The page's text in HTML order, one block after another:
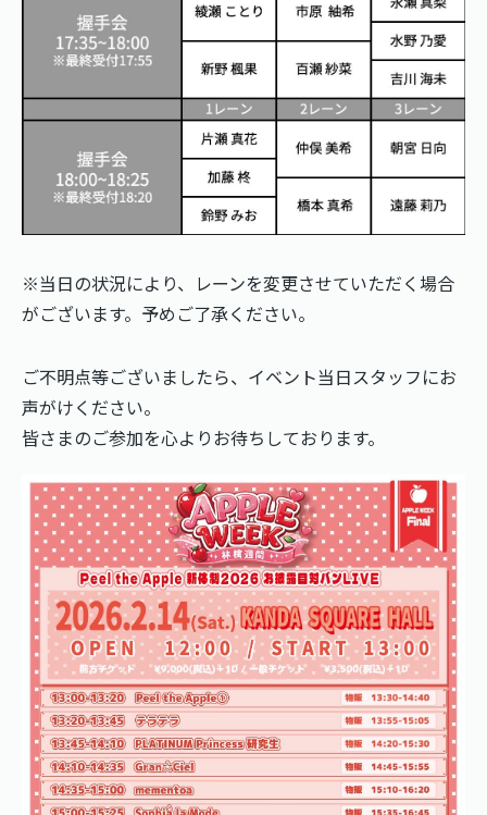
※当日の状況により、レーンを変更させていただく場合
がございます。予めご了承ください。
ご不明点等ございましたら、イベント当日スタッフにお
声がけください。
皆さまのご参加を心よりお待ちしております。